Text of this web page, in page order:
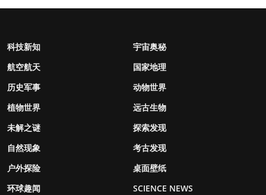
科技新知
宇宙奥秘
航空航天
国家地理
历史军事
动物世界
植物世界
远古生物
未解之谜
探索发现
自然现象
考古发现
户外探险
桌面壁纸
环球趣闻
SCIENCE NEWS